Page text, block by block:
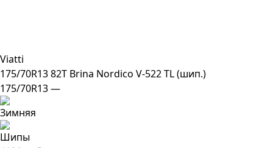
Viatti
175/70R13 82T Brina Nordico V-522 TL (шип.)
175/70R13 —